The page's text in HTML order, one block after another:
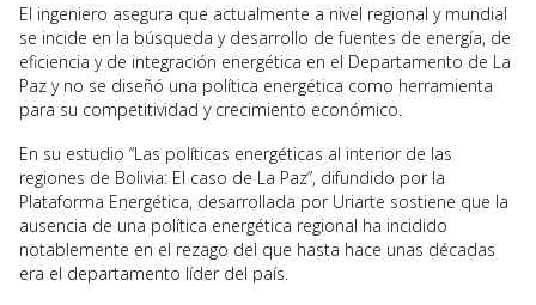
El ingeniero asegura que actualmente a nivel regional y mundial
se incide en la búsqueda y desarrollo de fuentes de energía, de
eficiencia y de integración energética en el Departamento de La
Paz y no se diseñó una política energética como herramienta
para su competitividad y crecimiento económico.
En su estudio “Las políticas energéticas al interior de las
regiones de Bolivia: El caso de La Paz”, difundido por la
Plataforma Energética, desarrollada por Uriarte sostiene que la
ausencia de una política energética regional ha incidido
notablemente en el rezago del que hasta hace unas décadas
era el departamento líder del país.